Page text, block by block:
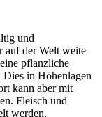
und
auf der Welt weite
pflanzliche
Dies in Höhenlagen
kann aber mit
Fleisch und
werden.